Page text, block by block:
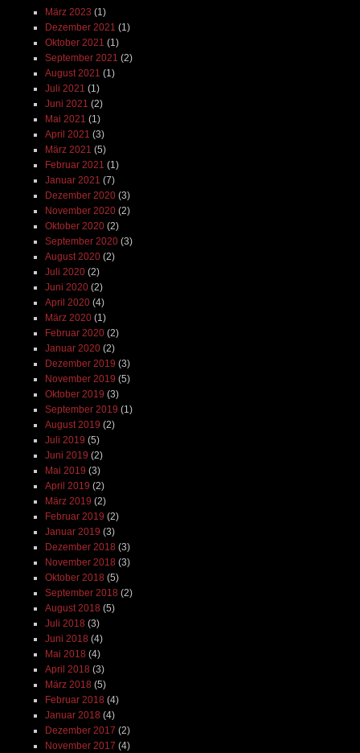
März 2023 (1)
Dezember 2021 (1)
Oktober 2021 (1)
September 2021 (2)
August 2021 (1)
Juli 2021 (1)
Juni 2021 (2)
Mai 2021 (1)
April 2021 (3)
März 2021 (5)
Februar 2021 (1)
Januar 2021 (7)
Dezember 2020(3)
November 2020(2)
Oktober 2020(2)
September 2020(3)
August 2020(2)
Juli 2020(2)
Juni 2020(2)
April 2020(4)
März 2020(1)
Februar 2020(2)
Januar 2020(2)
Dezember 2019 (3)
November 2019 (5)
Oktober 2019 (3)
September 2019 (1)
August 2019 (2)
Juli 2019 (5)
Juni 2019 (2)
Mai 2019 (3)
April 2019 (2)
März 2019 (2)
Februar 2019 (2)
Januar 2019 (3)
Dezember 2018 (3)
November 2018 (3)
Oktober 2018 (5)
September 2018 (2)
August 2018 (5)
Juli 2018 (3)
Juni 2018 (4)
Mai 2018 (4)
April 2018 (3)
März 2018 (5)
Februar 2018 (4)
Januar 2018 (4)
Dezember 2017 (2)
November 2017 (4)